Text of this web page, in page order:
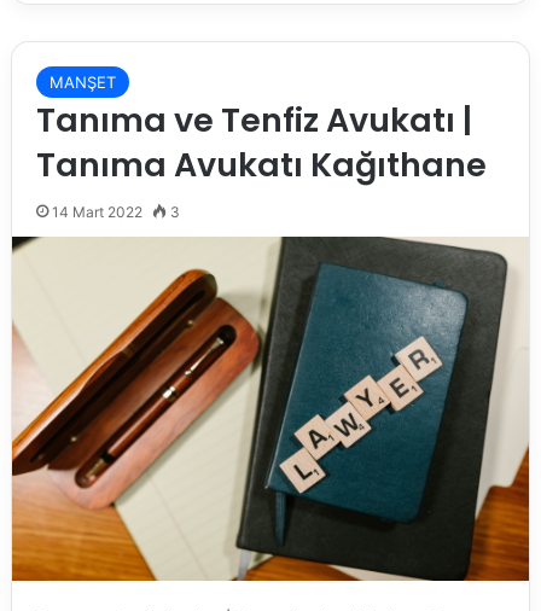
MANŞET
Tanıma ve Tenfiz Avukatı |
Tanıma Avukatı Kağıthane
14 Mart 2022 3